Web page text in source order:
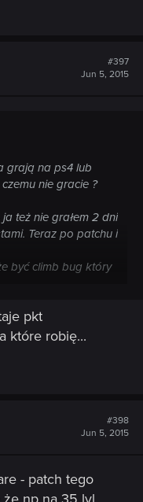
#397
Jun 5, 2015
grają na ps4 lub
nie gracie ?
też nie grałem 2 dni
Teraz po patchu i
być climb bug który
naprawią bugów
najwyższym
bugi mają
pkt
które robię...
#398
Jun 5, 2015
- patch tego
np na 35 lvl